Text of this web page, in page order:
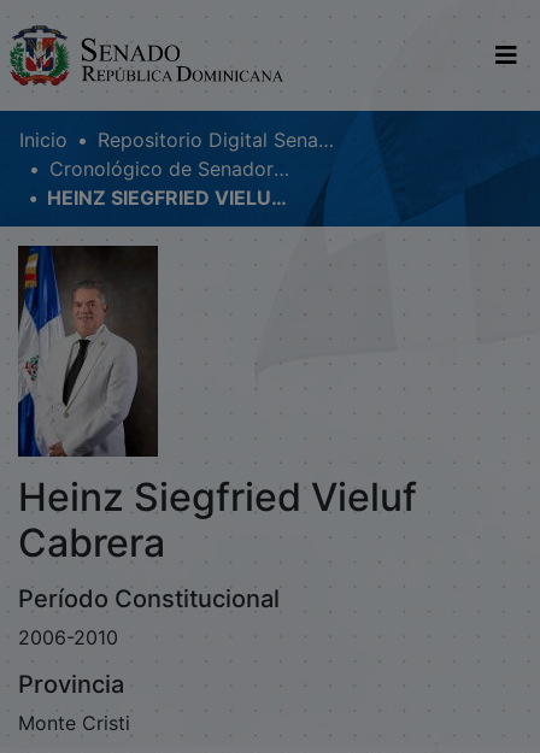
Comunidades
Glosario
Nosotros
Inicio
Repositorio Digital SenadoRD
Cronológico de Senadores
HEINZ SIEGFRIED VIELUF CABRERA
Heinz Siegfried Vieluf
Cabrera
Período Constitucional
2006-2010
Provincia
Monte Cristi